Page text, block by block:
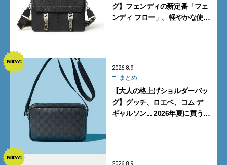
グ】フェンディの新定番「フェ
ンディ フロー」。軽やかな使い
2026.8.9
まとめ
【大人の格上げショルダーバッ
グ】グッチ、ロエベ、コム デ
ギャルソン... 2026年夏に買うべ
2026.8.9